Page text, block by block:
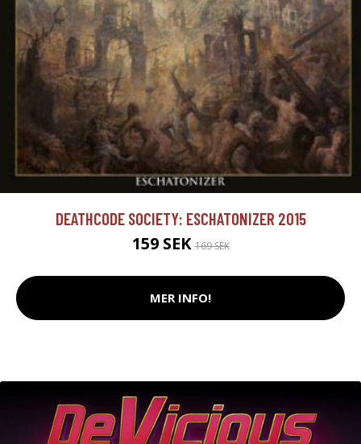
DEATHCODE SOCIETY: ESCHATONIZER 2015
159 SEK169 SEK
MER INFO!